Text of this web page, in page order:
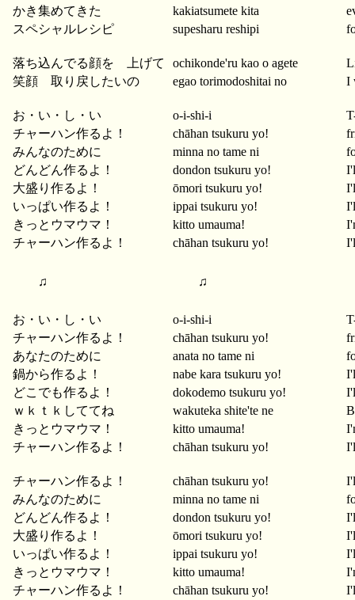
かき集めてきた
kakiatsumete kita
スペシャルレシピ
supesharu reshipi
落ち込んでる顔を 上げて ochikonde'ru kao o agete
笑顔 取り戻したいの
egao torimodoshitai no I
お・い・し・い o-i-shi-i
チャーハン作るよ！
chāhan tsukuru yo!
みんなのために
minna no tame ni
どんどん作るよ！
dondon tsukuru yo!
大盛り作るよ！
ōmori tsukuru yo!
いっぱい作るよ！
ippai tsukuru yo!
きっとウマウマ！
kitto umauma!
チャーハン作るよ！
chāhan tsukuru yo!
♫ ♫
お・い・し・い o-i-shi-i
チャーハン作るよ！
chāhan tsukuru yo!
あなたのために
anata no tame ni
鍋から作るよ！
nabe kara tsukuru yo!
どこでも作るよ！
dokodemo tsukuru yo!
ｗｋｔｋしててね
wakuteka shite'te ne
きっとウマウマ！
kitto umauma!
チャーハン作るよ！
chāhan tsukuru yo!
チャーハン作るよ！ chāhan tsukuru yo!
みんなのために
minna no tame ni
どんどん作るよ！
dondon tsukuru yo!
大盛り作るよ！
ōmori tsukuru yo!
いっぱい作るよ！
ippai tsukuru yo!
きっとウマウマ！
kitto umauma!
チャーハン作るよ！
chāhan tsukuru yo!